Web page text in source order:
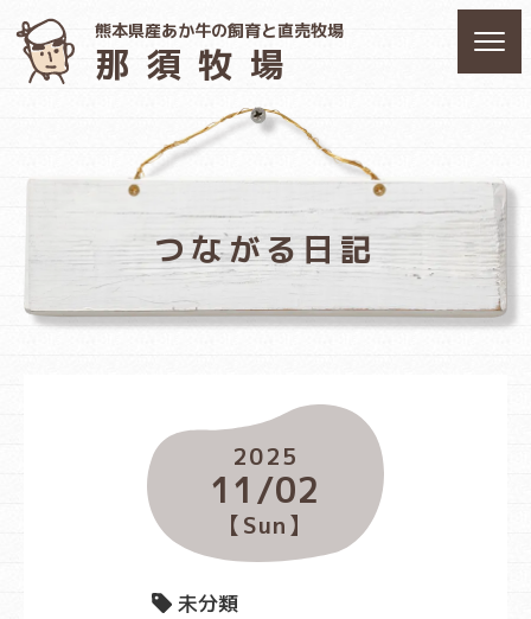
熊本県産あか牛の飼育と直売牧場
那須牧場
つながる日記
2025
11/02
【Sun】
未分類